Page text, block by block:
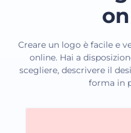
Creare un logo è facile e
online. Hai a
scegliere, descrivere il
forma in